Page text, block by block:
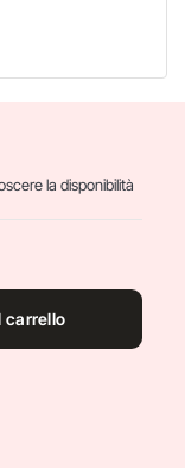
la disponibilità
carrello